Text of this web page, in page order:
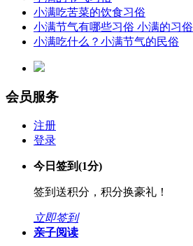
小满吃苦菜的饮食习俗
小满节气有哪些习俗 小满的习俗
小满吃什么？小满节气的民俗
会员服务
注册
登录
今日签到(1分)
签到送积分，积分换豪礼！
立即签到
亲子阅读